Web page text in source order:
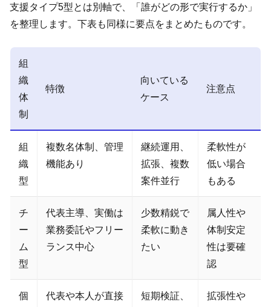
支援タイプ5型とは別軸で、「誰がどの形で実行するか」
を整理します。下表も同様に要点をまとめたものです。
組
織
体
制
特徴
向いている
ケース
注意点
組
織
型
複数名体制、管理
機能あり
継続運用、
拡張、複数
案件並行
柔軟性が
低い場合
もある
チ
ー
ム
型
代表主導、実働は
業務委託やフリー
ランス中心
少数精鋭で
柔軟に動き
たい
属人性や
体制安定
性は要確
認
個
代表や本人が直接
短期検証、
拡張性や